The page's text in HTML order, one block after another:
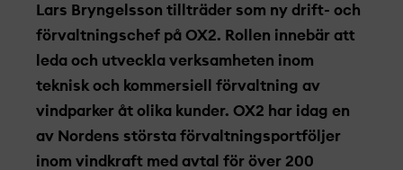
Lars Bryngelsson tillträder som ny drift- och
förvaltningschef på OX2. Rollen innebär att
leda och utveckla verksamheten inom
teknisk och kommersiell förvaltning av
vindparker åt olika kunder. OX2 har idag en
av Nordens största förvaltningsportföljer
inom vindkraft med avtal för över 200